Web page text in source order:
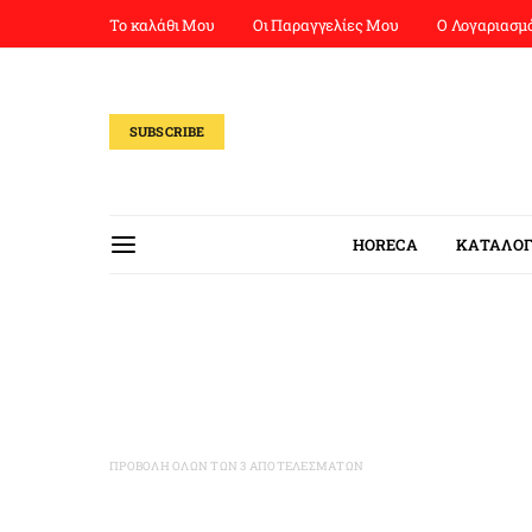
Το καλάθι Μου Οι Παραγγελίες Μου Ο
SUBSCRIBE
HORECA
ΠΡΟΒΟΛΉ ΌΛΩΝ ΤΩΝ 3 ΑΠΟΤΕΛΕΣΜΆΤΩΝ